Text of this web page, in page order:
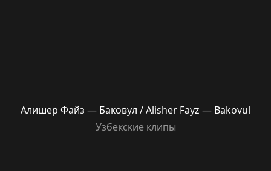
Алишер Файз — Баковул / Alisher Fayz — Bakovul
Узбекские клипы